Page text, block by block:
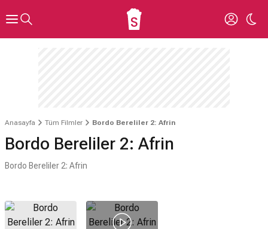
Anasayfa Tüm Filmler Bordo Bereliler 2: Afrin
Bordo Bereliler 2: Afrin
Bordo Bereliler 2: Afrin